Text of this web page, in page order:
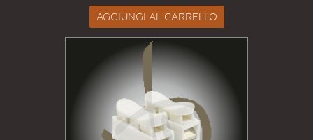
AGGIUNGI AL CARRELLO